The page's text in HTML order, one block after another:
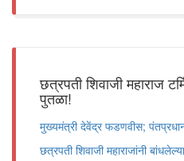
छत्रपती शिवाजी महाराज
पुतळा!
मुख्यमंत्री देवेंद्र फडणवीस;
छत्रपती शिवाजी महाराजांनी